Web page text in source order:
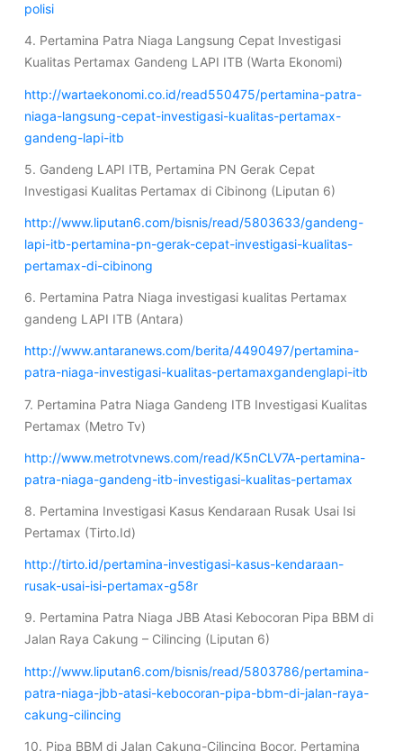
polisi
4. Pertamina Patra Niaga Langsung Cepat Investigasi
Kualitas Pertamax Gandeng LAPI ITB (Warta Ekonomi)
http://wartaekonomi.co.id/read550475/pertamina-patra-
niaga-langsung-cepat-investigasi-kualitas-pertamax-
gandeng-lapi-itb
5. Gandeng LAPI ITB, Pertamina PN Gerak Cepat
Investigasi Kualitas Pertamax di Cibinong (Liputan 6)
http://www.liputan6.com/bisnis/read/5803633/gandeng-
lapi-itb-pertamina-pn-gerak-cepat-investigasi-kualitas-
pertamax-di-cibinong
6. Pertamina Patra Niaga investigasi kualitas Pertamax
gandeng LAPI ITB (Antara)
http://www.antaranews.com/berita/4490497/pertamina-
patra-niaga-investigasi-kualitas-pertamaxgandenglapi-itb
7. Pertamina Patra Niaga Gandeng ITB Investigasi Kualitas
Pertamax (Metro Tv)
http://www.metrotvnews.com/read/K5nCLV7A-pertamina-
patra-niaga-gandeng-itb-investigasi-kualitas-pertamax
8. Pertamina Investigasi Kasus Kendaraan Rusak Usai Isi
Pertamax (Tirto.Id)
http://tirto.id/pertamina-investigasi-kasus-kendaraan-
rusak-usai-isi-pertamax-g58r
9. Pertamina Patra Niaga JBB Atasi Kebocoran Pipa BBM di
Jalan Raya Cakung – Cilincing (Liputan 6)
http://www.liputan6.com/bisnis/read/5803786/pertamina-
patra-niaga-jbb-atasi-kebocoran-pipa-bbm-di-jalan-raya-
cakung-cilincing
10. Pipa BBM di Jalan Cakung-Cilincing Bocor, Pertamina